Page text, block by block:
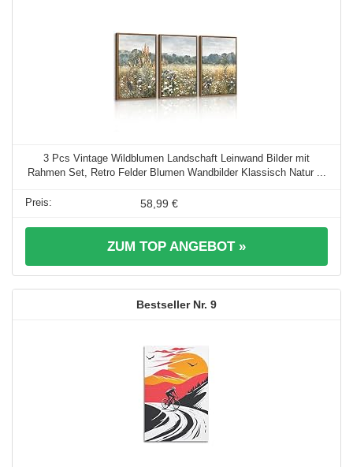
3 Pcs Vintage Wildblumen Landschaft Leinwand Bilder mit
Rahmen Set, Retro Felder Blumen Wandbilder Klassisch Natur ...
58,99 €
ZUM TOP ANGEBOT »
9